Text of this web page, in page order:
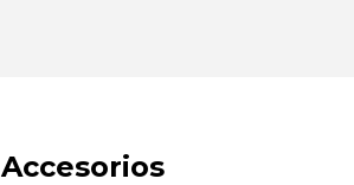
Accesorios